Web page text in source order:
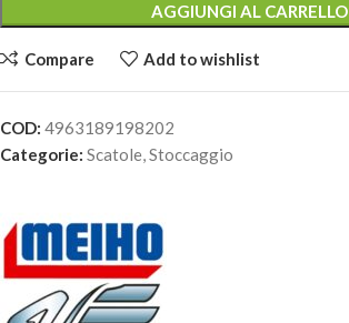
AGGIUNGI AL CARRELLO
Compare Add to wishlist
COD: 4963189198202
Categorie: Scatole,Stoccaggio